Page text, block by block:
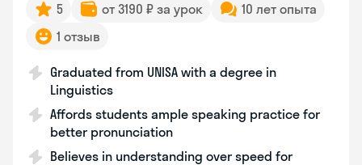
5 от 3190 ₽ за урок
10 лет опыта
1 отзыв
Graduated from UNISA with a degree in
Linguistics
Affords students ample speaking practice for
better pronunciation
Believes in understanding over speed for